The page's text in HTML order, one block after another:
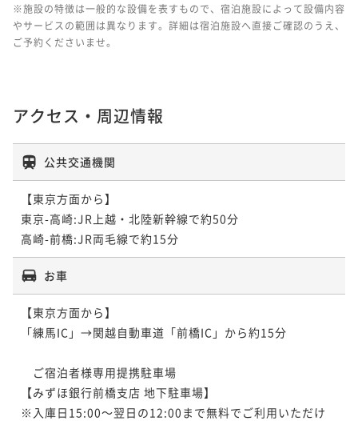
※施設の特徴は一般的な設備を表すもので、宿泊施設によって設備内容
やサービスの範囲は異なります。詳細は宿泊施設へ直接ご確認のうえ、
ご予約くださいませ。
アクセス・周辺情報
公共交通機関
【東京方面から】
東京-高崎:JR上越・北陸新幹線で約50分
高崎-前橋:JR両毛線で約15分
お車
【東京方面から】
「練馬IC」→関越自動車道「前橋IC」から約15分
ご宿泊者様専用提携駐車場
【みずほ銀行前橋支店 地下駐車場】
※入庫日15:00～翌日の12:00まで無料でご利用いただけ